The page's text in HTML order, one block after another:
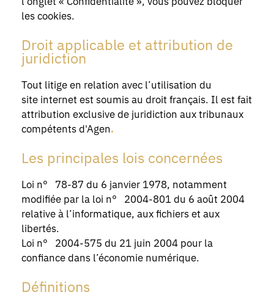
les cookies.
Droit applicable et attribution de
juridiction
Tout litige en relation avec l’utilisation du
site internet est soumis au droit français. Il est fait
attribution exclusive de juridiction aux tribunaux
compétents d'Agen.
Les principales lois concernées
Loi n° 78-87 du 6 janvier 1978, notamment
modifiée par la loi n° 2004-801 du 6 août 2004
relative à l’informatique, aux fichiers et aux
libertés.
Loi n° 2004-575 du 21 juin 2004 pour la
confiance dans l’économie numérique.
Définitions